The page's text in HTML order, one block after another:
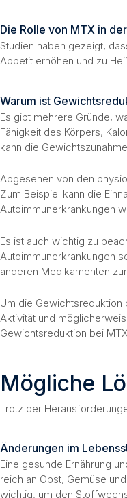
Die Rolle von MTX in
Studien haben gezeigt,
Appetit erhöhen und zu
Warum ist
Es gibt mehrere Gründe,
Fähigkeit des Körpers,
kann die
Abgesehen von den
Zum Beispiel kann die
Autoimmunerkrankungen
Es ist auch wichtig zu
Autoimmunerkrankungen
anderen Medikamenten
Um die Gewichtsreduktion
Aktivität und
Gewichtsreduktion bei
Mögliche
Trotz der
Änderungen im
Eine gesunde Ernährung
reich an Obst, Gemüse
wichtig, um den